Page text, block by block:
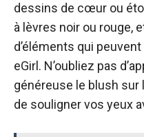
dessins de cœur ou
à lèvres noir ou rouge,
d’éléments qui
eGirl. N’oubliez pas
généreuse le blush
de souligner vos yeux